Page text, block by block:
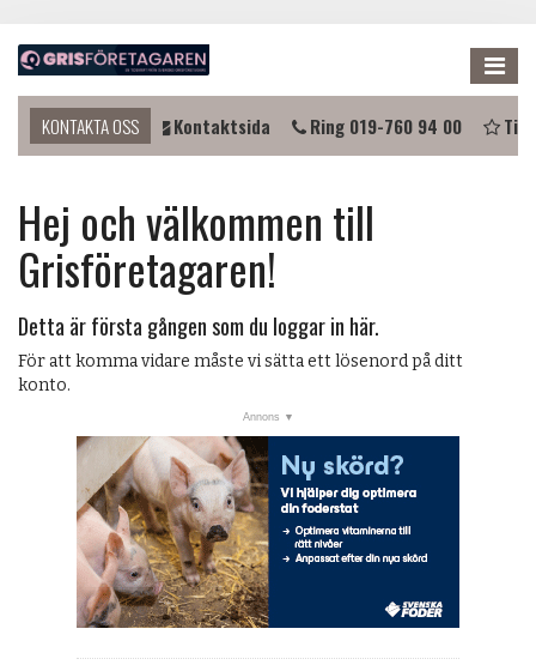
NYHETER
KALENDER
LÄNKAR
ANNONSERA
PRENUMERERA
FÖRENINGEN
KONTAKTA OSS
komma i kontakt? Kontaktsida Ring 019-760 94 00
Hej och välkommen till
Grisföretagaren!
Detta är första gången som du loggar in här.
För att komma vidare måste vi sätta ett lösenord på ditt
konto.